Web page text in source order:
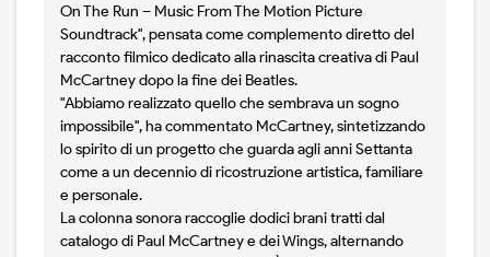
On The Run – Music From The Motion Picture
Soundtrack", pensata come complemento diretto del
racconto filmico dedicato alla rinascita creativa di Paul
McCartney dopo la fine dei Beatles.
"Abbiamo realizzato quello che sembrava un sogno
impossibile", ha commentato McCartney, sintetizzando
lo spirito di un progetto che guarda agli anni Settanta
come a un decennio di ricostruzione artistica, familiare
e personale.
La colonna sonora raccoglie dodici brani tratti dal
catalogo di Paul McCartney e dei Wings, alternando